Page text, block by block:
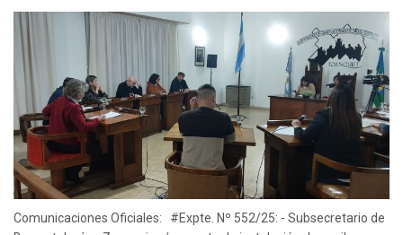
Comunicaciones Oficiales: #Expte. Nº 552/25: - Subsecretario de